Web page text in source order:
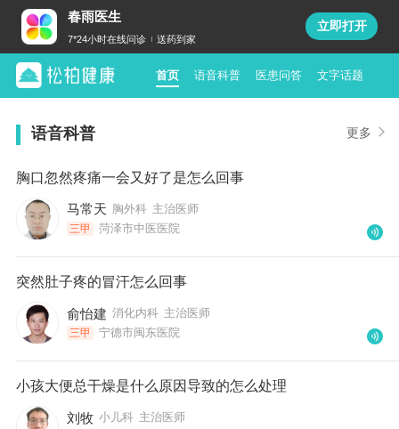
春雨医生
7*24小时在线问诊 送药到家
立即打开
首页 语音科普 医患问答 文字话题
语音科普 更多
胸口忽然疼痛一会又好了是怎么回事
马常天 胸外科 主治医师
三甲 菏泽市中医医院
突然肚子疼的冒汗怎么回事
俞怡建 消化内科 主治医师
三甲 宁德市闽东医院
小孩大便总干燥是什么原因导致的怎么处理
刘牧 小儿科 主治医师